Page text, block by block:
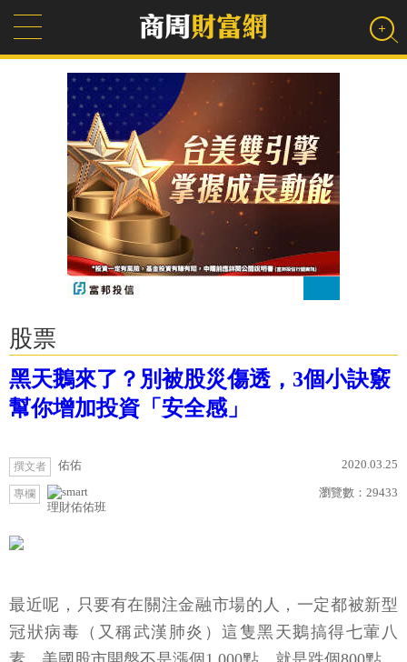
股票
黑天鵝來了？別被股災傷透，3個小訣竅
幫你增加投資「安全感」
撰文者 佑佑 2020.03.25
專欄
理財佑佑班
瀏覽數： 29433
最近呢，只要有在關注金融市場的人，一定都被新型
冠狀病毒（又稱武漢肺炎）這隻黑天鵝搞得七葷八